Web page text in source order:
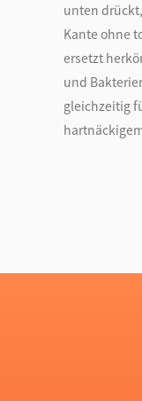
unten
Kante ohne
ersetzt
und
gleichzeitig